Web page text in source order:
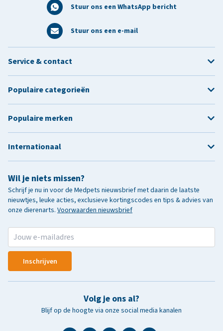
Stuur ons een WhatsApp bericht
Stuur ons een e-mail
Wil je niets missen?
Schrijf je nu in voor de Medpets nieuwsbrief met daarin de laatste
nieuwtjes, leuke acties, exclusieve kortingscodes en tips & advies van
onze dierenarts. Voorwaarden nieuwsbrief
Inschrijven
Volg je ons al?
Blijf op de hoogte via onze social media kanalen
Service & contact
Populaire categorieën
Populaire merken
Internationaal